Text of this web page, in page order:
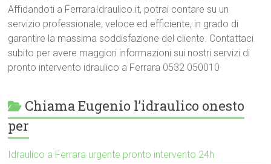
Affidandoti a FerraraIdraulico.it, potrai contare su un
servizio professionale, veloce ed efficiente, in grado di
garantire la massima soddisfazione del cliente. Contattaci
subito per avere maggiori informazioni sui nostri servizi di
pronto intervento idraulico a Ferrara 0532 050010
Chiama Eugenio l’idraulico onesto
per
Idraulico a Ferrara urgente pronto intervento 24h